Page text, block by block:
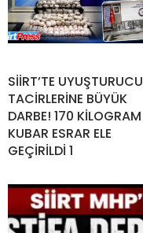
SİİRT’TE UYUŞTURUCU
TACİRLERİNE BÜYÜK
DARBE! 170 KİLOGRAM
KUBAR ESRAR ELE
GEÇİRİLDİ 1